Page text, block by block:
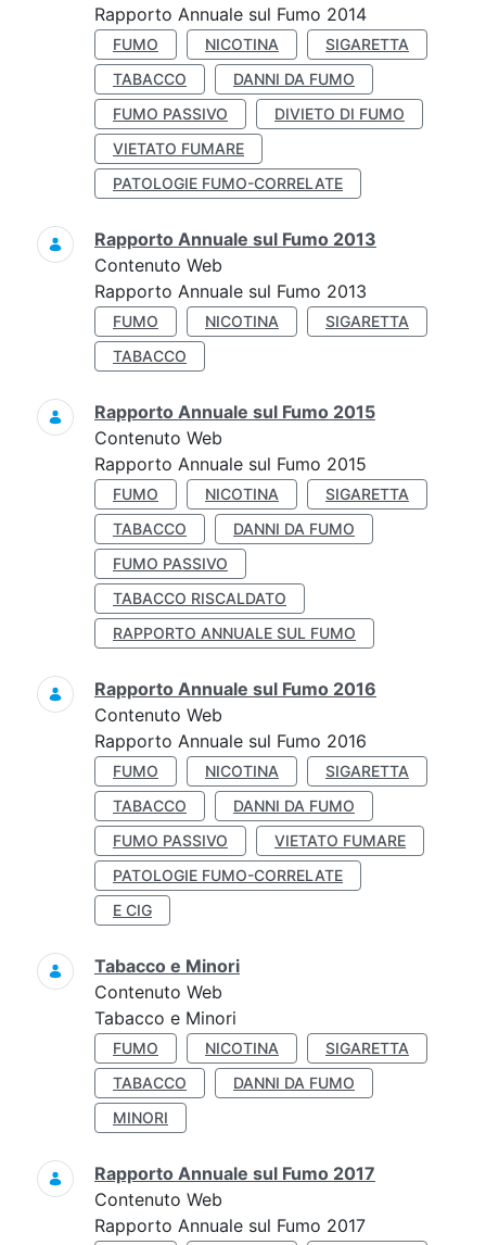
Rapporto Annuale sul Fumo 2014
FUMO NICOTINA
SIGARETTA
TABACCO
DANNI DA FUMO
FUMO PASSIVO
DIVIETO DI FUMO
VIETATO FUMARE
PATOLOGIE FUMO-CORRELATE
Rapporto Annuale sul Fumo 2013
Contenuto Web
Rapporto Annuale sul Fumo 2013
FUMO NICOTINA
SIGARETTA
TABACCO
Rapporto Annuale sul Fumo 2015
Contenuto Web
Rapporto Annuale sul Fumo 2015
FUMO NICOTINA
SIGARETTA
TABACCO
DANNI DA FUMO
FUMO PASSIVO
TABACCO RISCALDATO
RAPPORTO ANNUALE SUL FUMO
Rapporto Annuale sul Fumo 2016
Contenuto Web
Rapporto Annuale sul Fumo 2016
FUMO NICOTINA
SIGARETTA
TABACCO
DANNI DA FUMO
FUMO PASSIVO
VIETATO FUMARE
PATOLOGIE FUMO-CORRELATE
E CIG
Tabacco e Minori
Contenuto Web
Tabacco e Minori
FUMO NICOTINA
SIGARETTA
TABACCO
DANNI DA FUMO
MINORI
Rapporto Annuale sul Fumo 2017
Contenuto Web
Rapporto Annuale sul Fumo 2017